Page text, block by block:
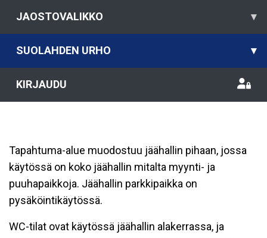
JAOSTOVALIKKO ▾
SUOLAHDEN URHO ▾
KIRJAUDU
Tapahtuma-alue muodostuu jäähallin pihaan, jossa
käytössä on koko jäähallin mitalta myynti- ja
puuhapaikkoja. Jäähallin parkkipaikka on
pysäköintikäytössä.
WC-tilat ovat käytössä jäähallin alakerrassa, ja